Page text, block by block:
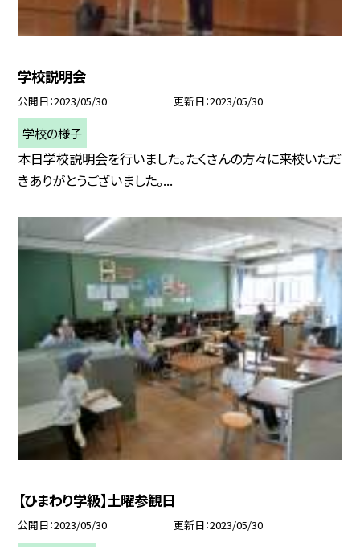
学校説明会
公開日 2023/05/30 更新日 2023/05/30
学校の様子
本日学校説明会を行いました。たくさんの方々に来校いただ
きありがとうございました。...
【ひまわり学級】土曜参観日
公開日 2023/05/30 更新日 2023/05/30